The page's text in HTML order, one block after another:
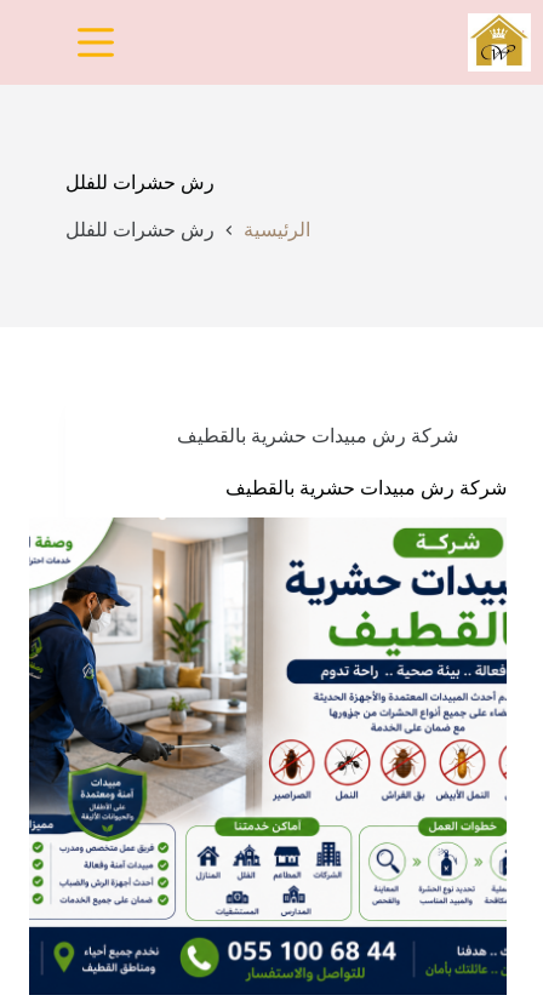
التجاوز
إلى
المحتوى
رش حشرات للفلل
الرئيسية رش حشرات للفلل
شركة رش مبيدات حشرية بالقطيف
شركة رش مبيدات حشرية بالقطيف